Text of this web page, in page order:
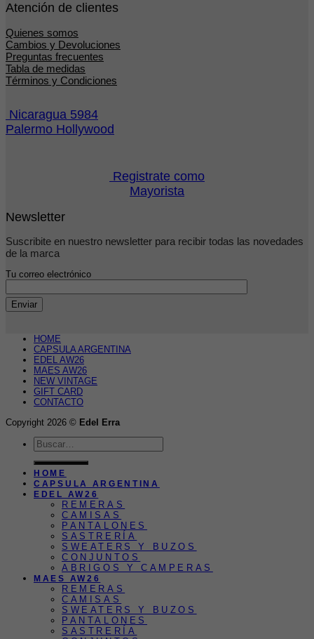
Atención de clientes
Quienes somos
Cambios y Devoluciones
Preguntas frecuentes
Tabla de medidas
Términos y Condiciones
Nicaragua 5984
Palermo Hollywood
Registrate como
Mayorista
Newsletter
Suscribite en nuestro newsletter para recibir todas las novedades
de la marca
Tu correo electrónico
HOME
CAPSULA ARGENTINA
EDEL AW26
MAES AW26
NEW VINTAGE
GIFT CARD
CONTACTO
Copyright 2026 © Edel Erra
Buscar
por:
HOME
CAPSULA ARGENTINA
EDEL AW26
REMERAS
CAMISAS
PANTALONES
SASTRERÍA
SWEATERS Y BUZOS
CONJUNTOS
ABRIGOS Y CAMPERAS
MAES AW26
REMERAS
CAMISAS
SWEATERS Y BUZOS
PANTALONES
SASTRERÍA